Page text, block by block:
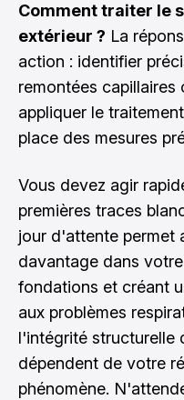
Comment traiter le
extérieur ? La
action : identifier
remontées capillaires
appliquer le
place des mesures
Vous devez agir
premières traces
jour d'attente permet
davantage dans
fondations et créant
aux problèmes
l'intégrité structurelle
dépendent de votre
phénomène.